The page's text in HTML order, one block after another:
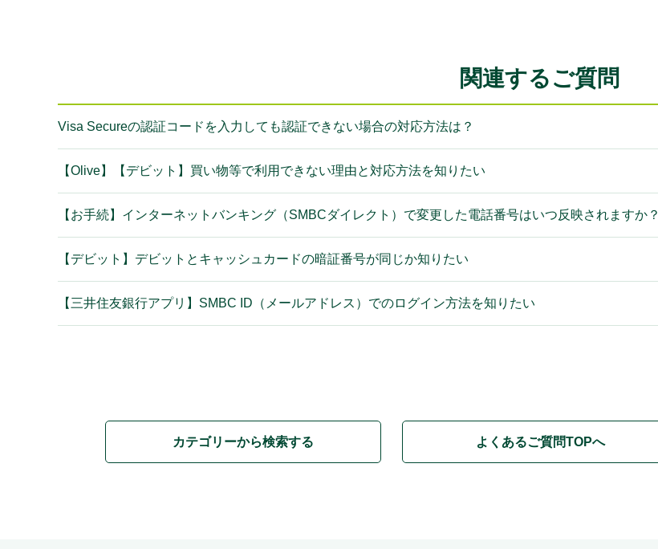
関連するご質問
Visa Secureの認証コードを入力しても認証できない場合の対応方法は？
【Olive】【デビット】買い物等で利用できない理由と対応方法を知りたい
【お手続】インターネットバンキング（SMBCダイレクト）で変更した電話番号はいつ反映されますか？
【デビット】デビットとキャッシュカードの暗証番号が同じか知りたい
【三井住友銀行アプリ】SMBC ID（メールアドレス）でのログイン方法を知りたい
カテゴリーから検索する よくあるご質問TOPへ